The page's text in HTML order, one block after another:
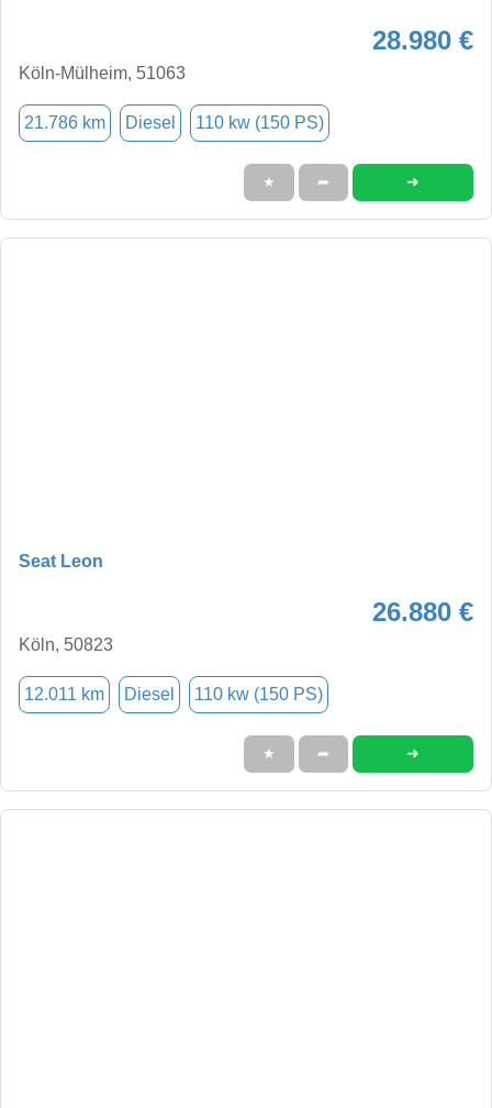
28.980 €
Köln-Mülheim, 51063
21.786 km Diesel 110 kw (150 PS)
★ ➦ ➜
Seat Leon
26.880 €
Köln, 50823
12.011 km Diesel 110 kw (150 PS)
★ ➦ ➜